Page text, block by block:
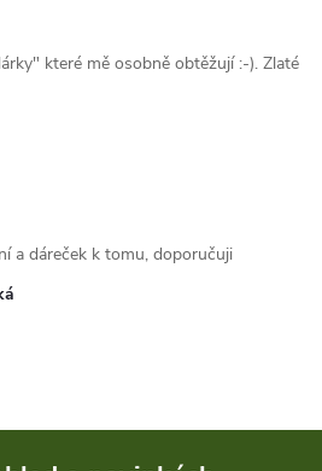
které mě osobně obtěžují :-). Zlaté
a dáreček k tomu, doporučuji